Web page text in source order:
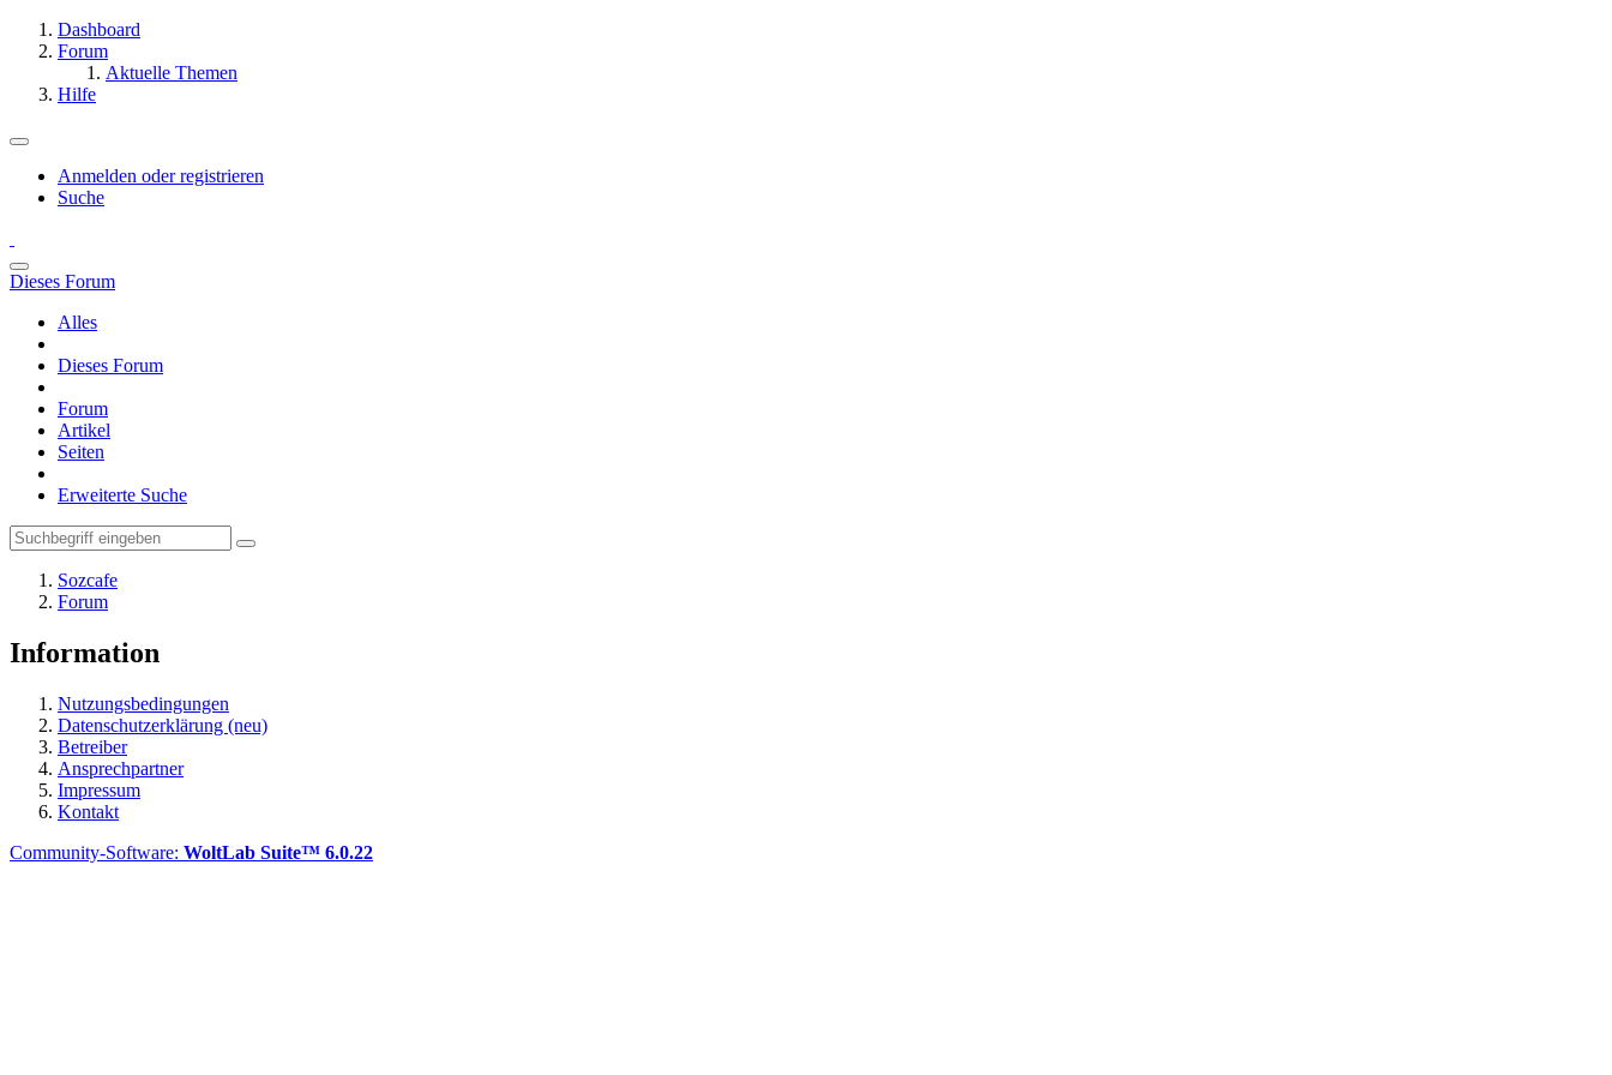
Dashboard
Forum
Aktuelle Themen
Hilfe
Anmelden oder registrieren
Suche
Dieses Forum
Alles
Dieses Forum
Forum
Artikel
Seiten
Erweiterte Suche
Sozcafe
Forum
Information
Nutzungsbedingungen
Datenschutzerklärung (neu)
Betreiber
Ansprechpartner
Impressum
Kontakt
Community-Software: WoltLab Suite™ 6.0.22